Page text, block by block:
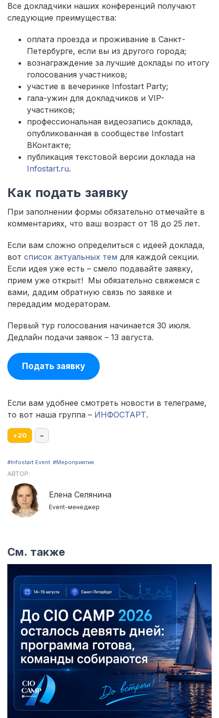
Все докладчики наших конференций получают
следующие преимущества:
оплата проезда и проживание в Санкт-
Петербурге, если вы из другого города;
вознаграждение за лучшие доклады по итогу
голосования участников;
участие в вечеринке Infostart Party;
гала-ужин для докладчиков и VIP-
участников;
профессиональная видеозапись доклада,
опубликованная в сообществе Infostart
ВКонтакте;
публикация текстовой версии доклада на
Infostart.ru.
Как подать заявку
При заполнении формы обязательно отмечайте в
комментариях, что ваш возраст от 18 до 25 лет.
Если вам сложно определиться с идеей доклада,
вот список актуальных тем для каждой секции.
Если идея уже есть – смело подавайте заявку,
прием уже открыт! Мы обязательно свяжемся с
вами, дадим обратную связь по заявке и
передадим модераторам.
Первый тур голосования начинается 30 июля.
Дедлайн подачи заявок – 13 августа.
Подать заявку
Если вам удобнее смотреть новости в телеграме,
то вот наша группа – ИНФОСТАРТ.
+20 –
#Infostart Event #Мероприятия
АВТОР:
Елена Селянина
Event-менеджер
См. также